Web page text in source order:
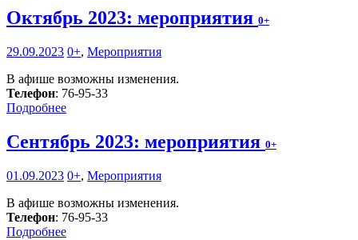
Октябрь 2023: мероприятия 0+
29.09.2023 0+, Мероприятия
В афише возможны изменения.
Телефон: 76-95-33
Подробнее
Сентябрь 2023: мероприятия 0+
01.09.2023 0+, Мероприятия
В афише возможны изменения.
Телефон: 76-95-33
Подробнее